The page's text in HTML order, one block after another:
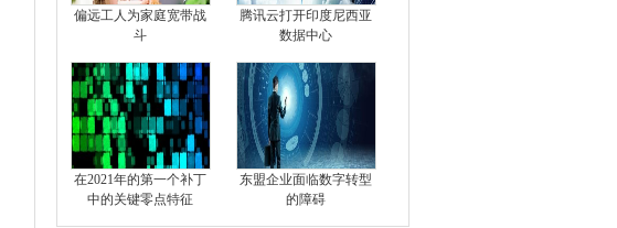
偏远工人为家庭宽带战
斗
腾讯云打开印度尼西亚
数据中心
在2021年的第一个补丁
中的关键零点特征
东盟企业面临数字转型
的障碍